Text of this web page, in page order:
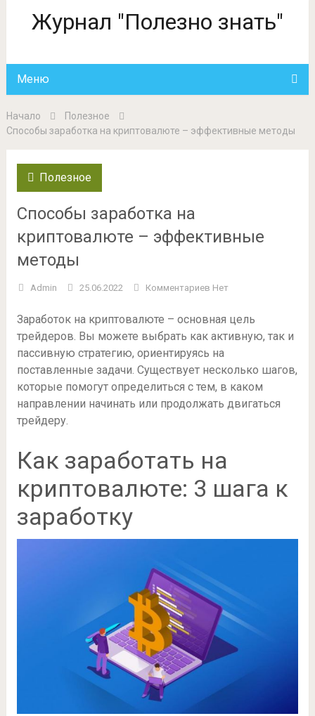
Журнал "Полезно знать"
Меню
Начало
Полезное
Способы заработка на криптовалюте – эффективные методы
Полезное
Способы заработка на
криптовалюте – эффективные
методы
Admin 25.06.2022 Комментариев Нет
Заработок на криптовалюте – основная цель
трейдеров. Вы можете выбрать как активную, так и
пассивную стратегию, ориентируясь на
поставленные задачи. Существует несколько шагов,
которые помогут определиться с тем, в каком
направлении начинать или продолжать двигаться
трейдеру.
Как заработать на
криптовалюте: 3 шага к
заработку